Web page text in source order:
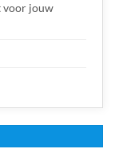
voor jouw